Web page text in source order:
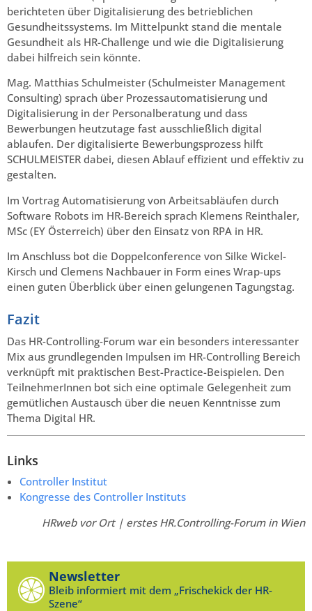
berichteten über Digitalisierung des betrieblichen
Gesundheitssystems. Im Mittelpunkt stand die mentale
Gesundheit als HR-Challenge und wie die Digitalisierung
dabei hilfreich sein könnte.
Mag. Matthias Schulmeister (Schulmeister Management
Consulting) sprach über Prozessautomatisierung und
Digitalisierung in der Personalberatung und dass
Bewerbungen heutzutage fast ausschließlich digital
ablaufen. Der digitalisierte Bewerbungsprozess hilft
SCHULMEISTER dabei, diesen Ablauf effizient und effektiv zu
gestalten.
Im Vortrag Automatisierung von Arbeitsabläufen durch
Software Robots im HR-Bereich sprach Klemens Reinthaler,
MSc (EY Österreich) über den Einsatz von RPA in HR.
Im Anschluss bot die Doppelconference von Silke Wickel-
Kirsch und Clemens Nachbauer in Form eines Wrap-ups
einen guten Überblick über einen gelungenen Tagungstag.
Fazit
Das HR-Controlling-Forum war ein besonders interessanter
Mix aus grundlegenden Impulsen im HR-Controlling Bereich
verknüpft mit praktischen Best-Practice-Beispielen. Den
TeilnehmerInnen bot sich eine optimale Gelegenheit zum
gemütlichen Austausch über die neuen Kenntnisse zum
Thema Digital HR.
Links
Controller Institut
Kongresse des Controller Instituts
HRweb vor Ort | erstes HR.Controlling-Forum in Wien
Newsletter
Bleib informiert mit dem „Frischekick der HR-
Szene“